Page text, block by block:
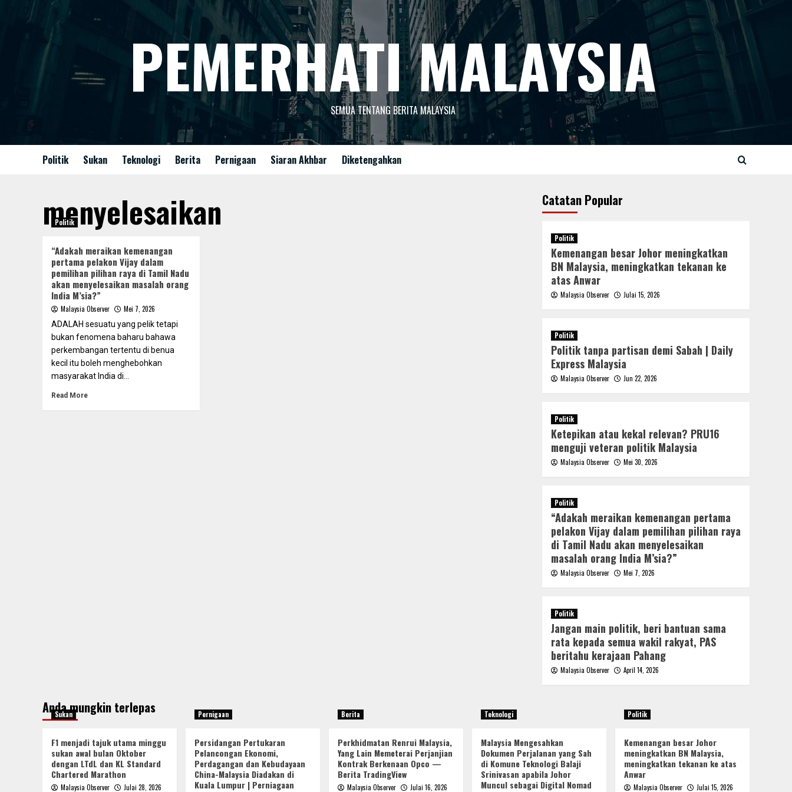
content
PEMERHATI MALAYSIA
SEMUA TENTANG BERITA MALAYSIA
Politik Sukan Teknologi Berita Pernigaan Siaran Akhbar Diketengahkan
menyelesaikan
Politik
“Adakah meraikan kemenangan
pertama pelakon Vijay dalam
pemilihan pilihan raya di Tamil Nadu
akan menyelesaikan masalah orang
India M’sia?”
Malaysia Observer
Mei 7, 2026
ADALAH sesuatu yang pelik tetapi
bukan fenomena baharu bahawa
perkembangan tertentu di benua
kecil itu boleh menghebohkan
masyarakat India di...
Read More
Catatan Popular
Politik
Kemenangan besar Johor meningkatkan
BN Malaysia, meningkatkan tekanan ke
atas Anwar
Malaysia Observer Julai 15, 2026
Politik
Politik tanpa partisan demi Sabah | Daily
Express Malaysia
Malaysia Observer Jun 22, 2026
Politik
Ketepikan atau kekal relevan? PRU16
menguji veteran politik Malaysia
Malaysia Observer Mei 30, 2026
Politik
“Adakah meraikan kemenangan pertama
pelakon Vijay dalam pemilihan pilihan raya
di Tamil Nadu akan menyelesaikan
masalah orang India M’sia?”
Malaysia Observer Mei 7, 2026
Politik
Jangan main politik, beri bantuan sama
rata kepada semua wakil rakyat, PAS
beritahu kerajaan Pahang
Malaysia Observer April 14, 2026
Anda mungkin terlepas
Sukan
F1 menjadi tajuk utama minggu
sukan awal bulan Oktober
dengan LTdL dan KL Standard
Chartered Marathon
Malaysia Observer Julai 28, 2026
Pernigaan
Persidangan Pertukaran
Pelancongan Ekonomi,
Perdagangan dan Kebudayaan
China-Malaysia Diadakan di
Kuala Lumpur | Perniagaan
Berita
Perkhidmatan Renrui Malaysia,
Yang Lain Memeterai Perjanjian
Kontrak Berkenaan Opco —
Berita TradingView
Malaysia Observer Julai 16, 2026
Teknologi
Malaysia Mengesahkan
Dokumen Perjalanan yang Sah
di Komune Teknologi Balaji
Srinivasan apabila Johor
Muncul sebagai Digital Nomad
Politik
Kemenangan besar Johor
meningkatkan BN Malaysia,
meningkatkan tekanan ke atas
Anwar
Malaysia Observer Julai 15, 2026